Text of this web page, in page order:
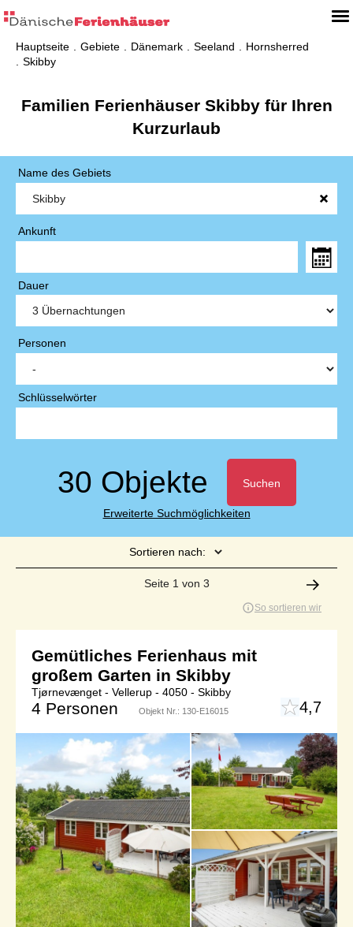
Hauptseite Gebiete Dänemark Seeland
Hornsherred
Skibby
Familien Ferienhäuser Skibby für Ihren
Kurzurlaub
Name des Gebiets
Ankunft
Dauer
Personen
Schlüsselwörter
30 Objekte Suchen
Erweiterte Suchmöglichkeiten
Sortieren nach:
Seite 1 von 3
So sortieren wir
Gemütliches Ferienhaus mit
großem Garten in Skibby
Tjørnevænget - Vellerup - 4050 - Skibby
4 Personen Objekt Nr.: 130-E16015 4,7